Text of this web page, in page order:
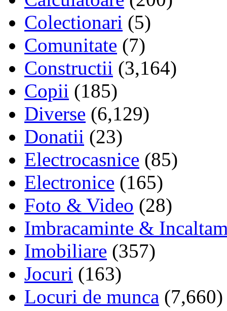
Colectionari (5)
Comunitate (7)
Constructii (3,164)
Copii (185)
Diverse (6,129)
Donatii (23)
Electrocasnice (85)
Electronice (165)
Foto & Video (28)
Imbracaminte &
Imobiliare (357)
Jocuri (163)
Locuri de munca (7,660)